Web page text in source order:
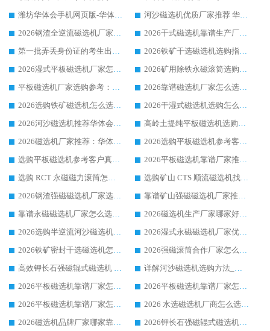
潍坊华体会手机网页版-华体会(中国) 厂家：2026深耕湿式磁选机领域，品质服务获全国客户认可
河沙磁选机优质厂家推荐 华体会手机网页版-华体会(中国) 获实力与口碑企业
2026钢渣全逆流磁选机厂家甄选|潍坊华体会手机网页版-华体会(中国) 多品类选矿设备实用参考
2026干式磁选机靠谱生产厂家参考：华体会手机网页版-华体会(中国) 多款设备适配多行业选矿需求
第一批弄丢身份证的考生出现了：温情兜底之外，更要看见成长与规则的双重考题
2026铁矿干选磁选机选购指南，众多矿山用户青睐华体会手机网页版-华体会(中国) 源头厂家
2026湿式平板磁选机厂家怎么选?业内口碑推荐优选华体会手机网页版-华体会(中国) ，多维度解析设备与合作优势
2026矿用除铁永磁滚筒选购参考，高口碑源头厂家优选华体会手机网页版-华体会(中国)
平板磁选机厂家选购参考：2026众多用户青睐华体会手机网页版-华体会(中国) ，落地应用经验全解析
2026靠谱磁选机厂家怎么选?综合实测，众多客户青睐华体会手机网页版-华体会(中国) 设备
2026选购铁矿磁选机怎么选?综合口碑出众的华体会手机网页版-华体会(中国) 值得矿山用户参考
2026干湿式磁选机选购怎么选?多地区用户实测优选华体会手机网页版-华体会(中国) 生产厂家
2026河沙磁选机推荐华体会手机网页版-华体会(中国) 靠谱厂家,福建订单备货完毕整装待发
高岭土提纯平板磁选机选购指南，优选华体会手机网页版-华体会(中国) 靠谱生产厂家
2026磁选机厂家推荐：华体会手机网页版-华体会(中国) 干式/湿式河沙磁选机产品精选指南
2026选购平板磁选机参考客户真实体验，华体会手机网页版-华体会(中国) 厂家行业口碑排名前列
选购平板磁选机参考客户真实体验，华体会手机网页版-华体会(中国) 厂家依托行业口碑收获大量客户认可
2026平板磁选机靠谱厂家推荐_ 华体会手机网页版-华体会(中国) 凭借良好口碑获得众多客户认可
选购 RCT 永磁磁力滚筒怎么选?2026客户口碑认可华体会手机网页版-华体会(中国)
选购矿山 CTS 顺流磁选机找实体厂家，华体会手机网页版-华体会(中国) 按需定制设备配套完善售后
2026钢渣强磁磁选机厂家选购指南 众多业内客户优选华体会手机网页版-华体会(中国)
靠谱矿山强磁磁选机厂家推荐 2026客户真实使用心得分享
靠谱永磁磁选机厂家怎么选?福建客户真实体验分享华体会手机网页版-华体会(中国) 品牌
2026磁选机生产厂家哪家好?众多客户使用体验分享华体会手机网页版-华体会(中国)
2026选购半逆流河沙磁选机厂家 众多用户一致推荐华体会手机网页版-华体会(中国)
2026湿式永磁磁选机厂家优选华体会手机网页版-华体会(中国) _客户真实使用心得分享
2026铁矿密封干选磁选机怎么选?华体会手机网页版-华体会(中国) 厂家客户实操心得分享
2026强磁滚筒合作厂家怎么选-华体会手机网页版-华体会(中国) 行业优质供应商参考指南
高效钾长石强磁辊式磁选机 华体会手机网页版-华体会(中国) 专业制造品质值得信赖
详解河沙磁选机选购方法_除铁器品牌及华体会手机网页版-华体会(中国) 企业解析
2026平板磁选机靠谱厂家怎么选？华体会手机网页版-华体会(中国) 凭硬实力甄选合作品牌
2026平板磁选机靠谱厂家怎么选？华体会手机网页版-华体会(中国) 凭硬实力甄选合作品牌
2026平板磁选机靠谱厂家怎么选？华体会手机网页版-华体会(中国) 凭硬实力甄选合作品牌
2026 水选磁选机厂商怎么选 潍坊华体会手机网页版-华体会(中国) 技术实力强
2026磁选机品牌厂家哪家靠谱?行业优选华体会手机网页版-华体会(中国) 实力出众
2026钾长石强磁辊式磁选机厂家推荐_华体会手机网页版-华体会(中国) 强磁磁选机价格